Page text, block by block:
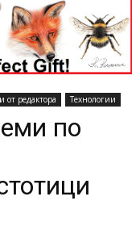
от редактора Технологии
по